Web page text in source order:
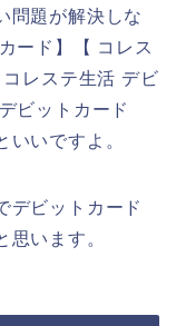
問題が解決しな
ード】【 コレス
レステ生活 デビ
ビットカード
いですよ。
デビットカード
います。